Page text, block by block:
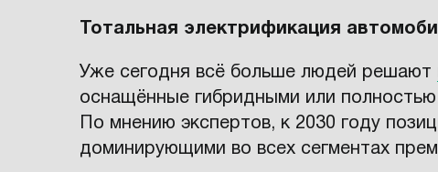
Тотальная электрификация
Уже сегодня всё больше людей решают
оснащённые гибридными или
По мнению экспертов, к 2030 году
доминирующими во всех сегментах